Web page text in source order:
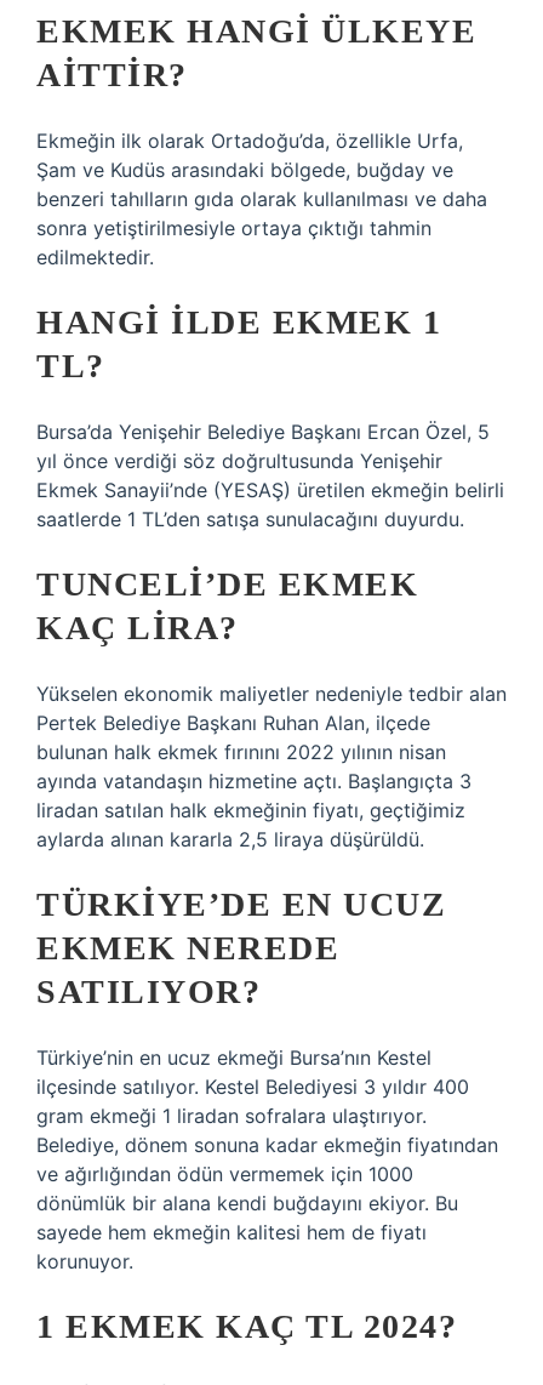
EKMEK HANGI ÜLKEYE
AITTIR?
Ekmeğin ilk olarak Ortadoğu’da, özellikle Urfa,
Şam ve Kudüs arasındaki bölgede, buğday ve
benzeri tahılların gıda olarak kullanılması ve daha
sonra yetiştirilmesiyle ortaya çıktığı tahmin
edilmektedir.
HANGI ILDE EKMEK 1
TL?
Bursa’da Yenişehir Belediye Başkanı Ercan Özel, 5
yıl önce verdiği söz doğrultusunda Yenişehir
Ekmek Sanayii’nde (YESAŞ) üretilen ekmeğin belirli
saatlerde 1 TL’den satışa sunulacağını duyurdu.
TUNCELI’DE EKMEK
KAÇ LIRA?
Yükselen ekonomik maliyetler nedeniyle tedbir alan
Pertek Belediye Başkanı Ruhan Alan, ilçede
bulunan halk ekmek fırınını 2022 yılının nisan
ayında vatandaşın hizmetine açtı. Başlangıçta 3
liradan satılan halk ekmeğinin fiyatı, geçtiğimiz
aylarda alınan kararla 2,5 liraya düşürüldü.
TÜRKIYE’DE EN UCUZ
EKMEK NEREDE
SATILIYOR?
Türkiye’nin en ucuz ekmeği Bursa’nın Kestel
ilçesinde satılıyor. Kestel Belediyesi 3 yıldır 400
gram ekmeği 1 liradan sofralara ulaştırıyor.
Belediye, dönem sonuna kadar ekmeğin fiyatından
ve ağırlığından ödün vermemek için 1000
dönümlük bir alana kendi buğdayını ekiyor. Bu
sayede hem ekmeğin kalitesi hem de fiyatı
korunuyor.
1 EKMEK KAÇ TL 2024?